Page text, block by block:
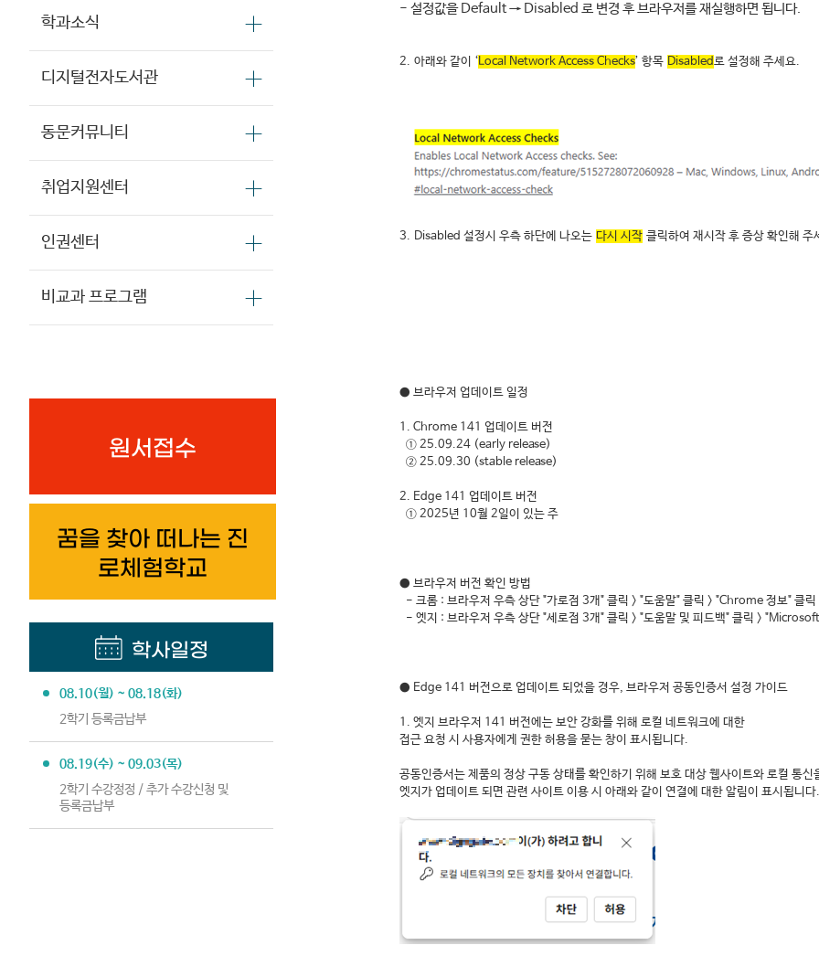
학과소식
디지털전자도서관
동문커뮤니티
취업지원센터
인권센터
비교과 프로그램
원서접수
꿈을 찾아 떠나는 진
로체험학교
학사일정
08.10(월) ~ 08.18(화)
2학기 등록금납부
08.19(수) ~ 09.03(목)
2학기 수강정정 / 추가 수강신청 및
등록금납부
- 설정값을 Default → Disabled 로 변경 후 브라우저를 재실행하면 됩니다.
2. 아래와 같이 ‘Local Network Access Checks’ 항목 Disabled로 설정해 주세요.
3. Disabled 설정시 우측 하단에 나오는 다시 시작 클릭하여 재시작 후 증상 확인해 주
● 브라우저 업데이트 일정
1. Chrome 141 업데이트 버전
① 25.09.24 (early release)
② 25.09.30 (stable release)
2. Edge 141 업데이트 버전
① 2025년 10월 2일이 있는 주
● 브라우저 버전 확인 방법
- 크롬 : 브라우저 우측 상단 "가로점 3개" 클릭 > "도움말" 클릭 > "Chrome 정보" 클릭
- 엣지 : 브라우저 우측 상단 "세로점 3개" 클릭 > "도움말 및 피드백" 클릭 >
● Edge 141 버전으로 업데이트 되었을 경우, 브라우저 공동인증서 설정 가이드
1. 엣지 브라우저 141 버전에는 보안 강화를 위해 로컬 네트워크에 대한
접근 요청 시 사용자에게 권한 허용을 묻는 창이 표시됩니다.
공동인증서는 제품의 정상 구동 상태를 확인하기 위해 보호 대상 웹사이트와 로컬 통신
엣지가 업데이트 되면 관련 사이트 이용 시 아래와 같이 연결에 대한 알림이 표시됩니다.